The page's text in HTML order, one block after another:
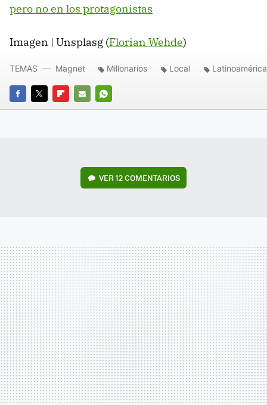
pero no en los protagonistas
Imagen | Unsplasg (Florian Wehde)
FACEBOOK
TWITTERFLIPBOARD
E-
WHATSAPP
TEMAS Magnet Millonarios Local Latinoamérica
VER 12 COMENTARIOS